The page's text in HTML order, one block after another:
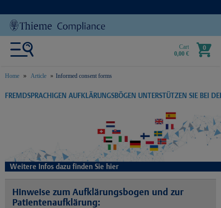
Cart
0,00 €
0
Home Article Informed consent forms
text.skipToContent
text.skipToNavigation
FREMDSPRACHIGEN AUFKLÄRUNGSBÖGEN UNTERSTÜTZEN SIE BEI
Weitere Infos dazu finden Sie hier
Hinweise zum Aufklärungsbogen und zur
Patientenaufklärung: